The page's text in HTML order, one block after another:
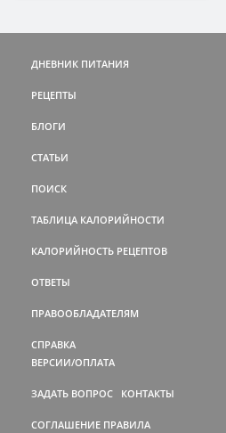
ДНЕВНИК ПИТАНИЯ
РЕЦЕПТЫ
БЛОГИ
СТАТЬИ
ПОИСК
ТАБЛИЦА КАЛОРИЙНОСТИ
КАЛОРИЙНОСТЬ РЕЦЕПТОВ
ОТВЕТЫ
ПРАВООБЛАДАТЕЛЯМ
СПРАВКА
ВЕРСИИ/ОПЛАТА
ЗАДАТЬ ВОПРОС КОНТАКТЫ
СОГЛАШЕНИЕ ПРАВИЛА